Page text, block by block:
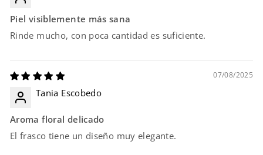
Piel visiblemente más sana
Rinde mucho, con poca cantidad es suficiente.
07/08/2025
Tania Escobedo
Aroma floral delicado
El frasco tiene un diseño muy elegante.